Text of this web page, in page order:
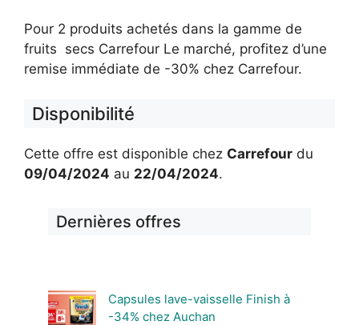
Pour 2 produits achetés dans la gamme de
fruits secs Carrefour Le marché, profitez d’une
remise immédiate de -30% chez Carrefour.
Disponibilité
Cette offre est disponible chez Carrefour du
09/04/2024 au 22/04/2024.
Dernières offres
Capsules lave-vaisselle Finish à
-34% chez Auchan